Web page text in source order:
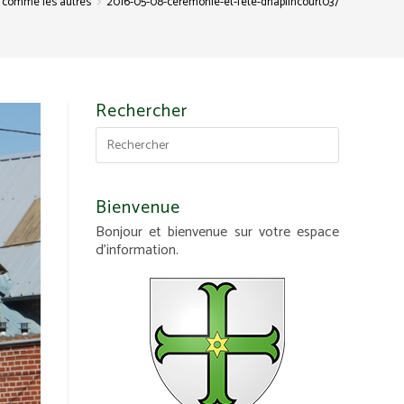
Rechercher
Bienvenue
Bonjour et bienvenue sur votre espace
d'information.